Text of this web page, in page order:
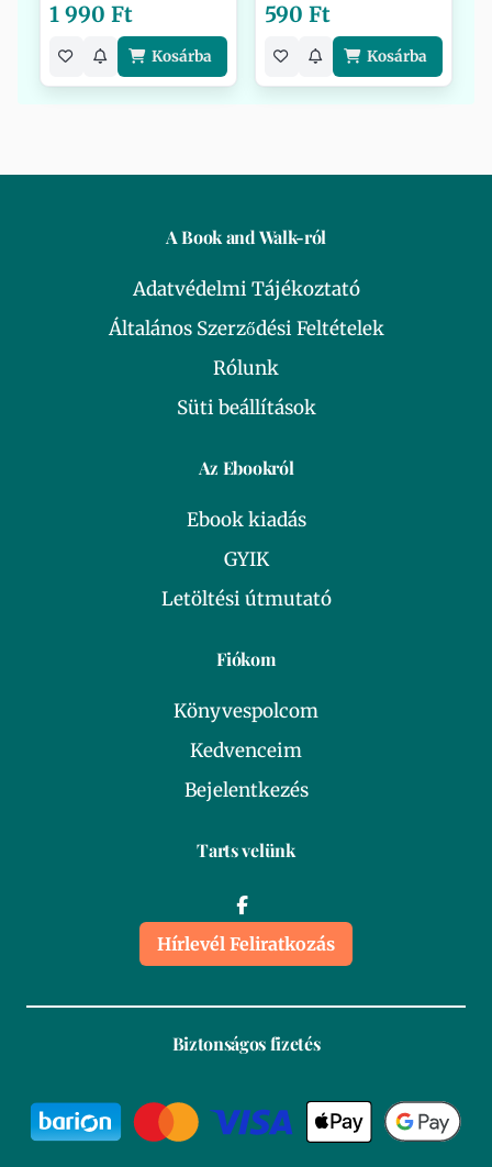
1 990 Ft
Kosárba
590 Ft
Kosárba
A Book and Walk-ról
Adatvédelmi Tájékoztató
Általános Szerződési Feltételek
Rólunk
Süti beállítások
Az Ebookról
Ebook kiadás
GYIK
Letöltési útmutató
Fiókom
Könyvespolcom
Kedvenceim
Bejelentkezés
Tarts velünk
Hírlevél Feliratkozás
Biztonságos fizetés